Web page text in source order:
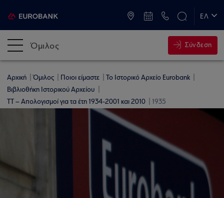
ΕΛ
Όμιλος Σύνδεση
Αρχική Όμιλος Ποιοι είμαστε
Το Ιστορικό Αρχείο Eurobank
Βιβλιοθήκη Ιστορικού Αρχείου
ΤΤ – Απολογισμοί για τα έτη 1934-2001 και 2010
1935